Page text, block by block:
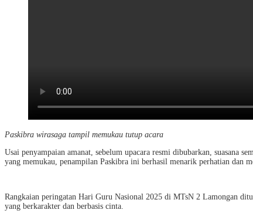
Paskibra wirasaga tampil memukau tutup acara
Usai penyampaian amanat, sebelum upacara resmi dibubarkan, suasana
yang memukau, penampilan Paskibra ini berhasil menarik perhatian dan
Rangkaian peringatan Hari Guru Nasional 2025 di MTsN 2 Lamongan
yang berkarakter dan berbasis cinta.